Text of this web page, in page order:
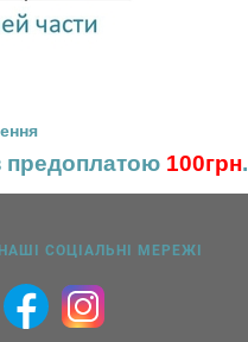
предоплатою 100грн.
НАШІ СОЦІАЛЬНІ МЕРЕЖІ